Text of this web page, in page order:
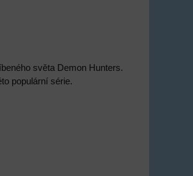
světa Demon Hunters.
populární série.